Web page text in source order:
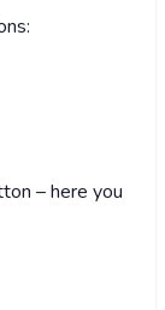
– here you